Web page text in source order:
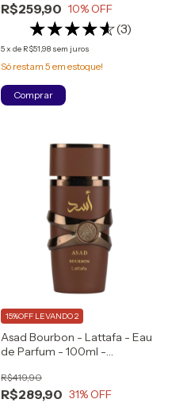
R$259,90 10% OFF
(3)
5x de R$51,98 sem juros
Só restam 5 em estoque!
Comprar
Asad Bourbon - Lattafa - Eau
de Parfum - 100ml -
R$289,90
R$419,90
31% OFF
15%OFF LEVANDO 2